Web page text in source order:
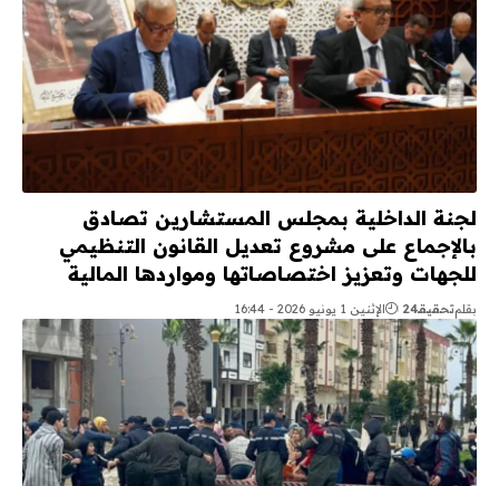
لجنة الداخلية بمجلس المستشارين تصادق
بالإجماع على مشروع تعديل القانون التنظيمي
للجهات وتعزيز اختصاصاتها ومواردها المالية
بقلمتحقيقـ24 الإثنين 1 يونيو 2026 - 16:44